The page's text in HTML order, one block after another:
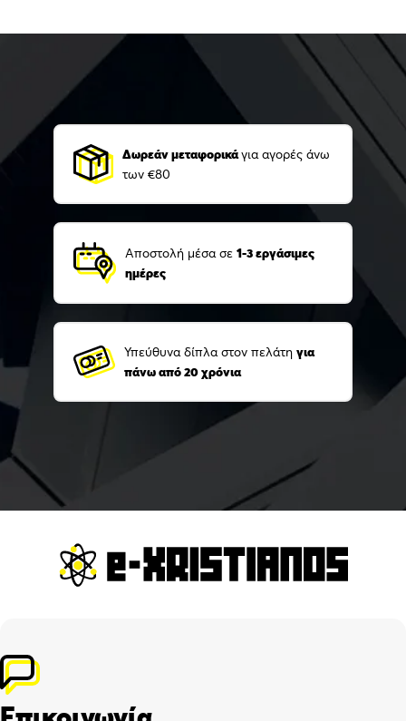
Δωρεάν μεταφορικάγια αγορές άνω
των €80
Αποστολή μέσα σε 1-3 εργάσιμες
ημέρες
Υπεύθυνα δίπλα στον πελάτη για
πάνω από 20 χρόνια